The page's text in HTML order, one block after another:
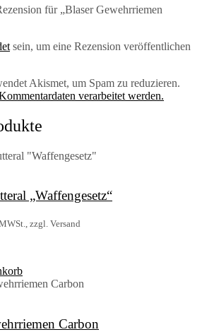
für „Blaser Gewehrriemen
sein, um eine Rezension veröffentlichen
Akismet, um Spam zu reduzieren.
verarbeitet werden.
„Waffengesetz“
zzgl. Versand
Carbon